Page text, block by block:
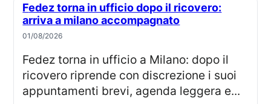
Fedez torna in ufficio dopo il ricovero:
arriva a milano accompagnato
01/08/2026
Fedez torna in ufficio a Milano: dopo il
ricovero riprende con discrezione i suoi
appuntamenti brevi, agenda leggera e...